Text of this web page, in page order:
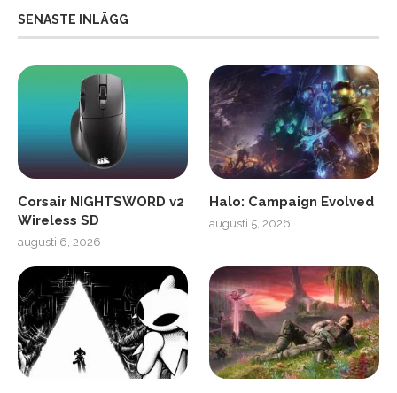
SENASTE INLÄGG
Corsair NIGHTSWORD v2
Wireless SD
augusti 6, 2026
Halo: Campaign Evolved
augusti 5, 2026